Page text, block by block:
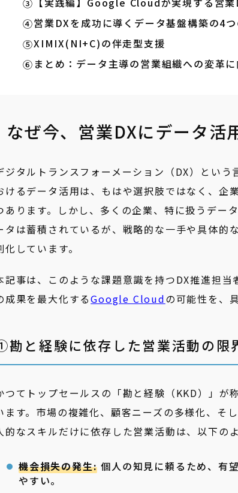
営業DXを成功に導くデータ基盤構築の4
XIMIX(NI+C)の伴走型支援
まとめ：データ主導の営業組織への変革
なぜ今、営業DXにデータ活
ジタルトランスフォーメーション（DX）とい
けるデータ活用は、もはや選択肢ではなく、企
あります。しかし、多くの企業、特に扱うデー
タは蓄積されているが、戦略的な一手や具体的
化しています。
記事は、このような課題意識を持つDX推進担
成果を最大化するGoogle Cloudの可能性を、
勘と経験に依存した営業活動の限
つてトップセールスの「勘と経験（KKD）」が
ます。市場の複雑化、顧客ニーズの多様化、そ
的なスキルだけに依存した営業活動は、以下の
機会損失の発生: 個人の知見に頼るため、有
やすい。